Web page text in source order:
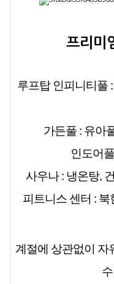
프리미
루프탑 인피니티풀
가든풀 : 유아
인도어풀
사우나: 냉온탕,
피트니스 센터 : 북
계절에 상관없이 자